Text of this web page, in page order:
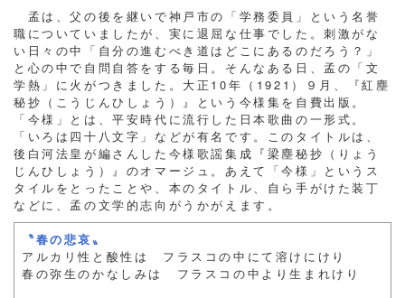
孟は、父の後を継いで神戸市の「学務委員」という名誉
職についていましたが、実に退屈な仕事でした。刺激がな
い日々の中「自分の進むべき道はどこにあるのだろう？」
と心の中で自問自答をする毎日。そんなある日、孟の「文
学熱」に火がつきました。大正10年（1921）９月、『紅塵
秘抄（こうじんひしょう）』という今様集を自費出版。
「今様」とは、平安時代に流行した日本歌曲の一形式。
「いろは四十八文字」などが有名です。このタイトルは、
後白河法皇が編さんした今様歌謡集成『梁塵秘抄（りょう
じんひしょう）』のオマージュ。あえて「今様」というス
タイルをとったことや、本のタイトル、自ら手がけた装丁
などに、孟の文学的志向がうかがえます。
〝春の悲哀〟
アルカリ性と酸性は フラスコの中にて溶けにけり
春の弥生のかなしみは フラスコの中より生まれけり